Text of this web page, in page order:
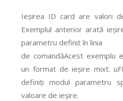
Ieșirea ID card are valori
Exemplul anterior arată
parametru definit în linia
de comandăAcest exemplu
un format de ieșire mixt.
definiți modul parametru
valoare de ieșire.